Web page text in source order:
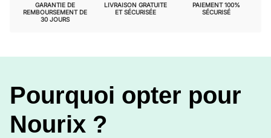
GARANTIE DE
REMBOURSEMENT DE
30 JOURS
LIVRAISON GRATUITE
ET SÉCURISÉE
PAIEMENT 100%
SÉCURISÉ
Pourquoi opter pour
Nourix ?